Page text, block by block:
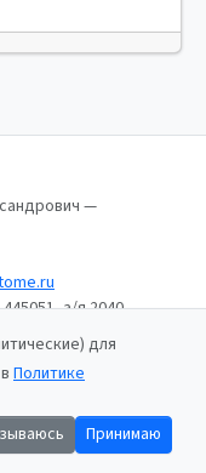
—
а/я 2040,
для
Политике
Принимаю